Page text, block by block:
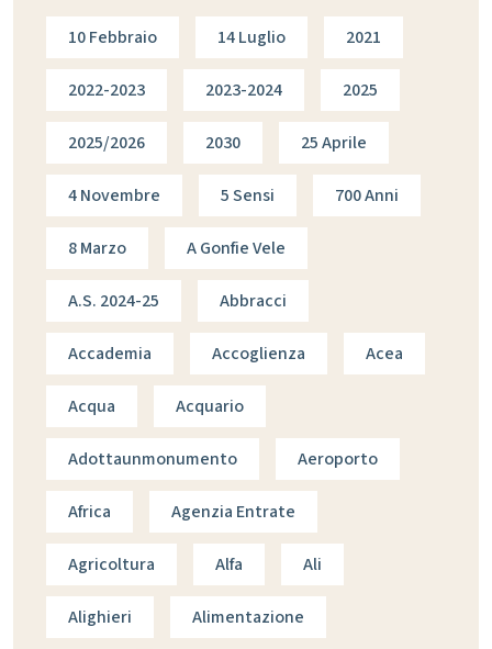
10 Febbraio 14 Luglio 2021
2022-2023 2023-2024 2025
2025/2026 2030 25 Aprile
4 Novembre 5 Sensi 700 Anni
8 Marzo A Gonfie Vele
A.s. 2024-25 Abbracci
Accademia Accoglienza Acea
Acqua Acquario
Adottaunmonumento Aeroporto
Africa Agenzia Entrate
Agricoltura Alfa Ali
Alighieri Alimentazione